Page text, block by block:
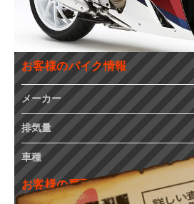
お客様のバイク情報
メーカー
排気量
車種
お客様の買取査定額